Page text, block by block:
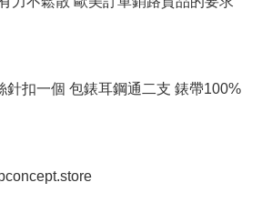
針扣一個 包錶耳鋼通二支 錶帶100%